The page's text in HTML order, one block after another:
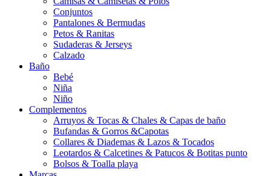
Conjuntos
Pantalones & Bermudas
Petos & Ranitas
Sudaderas & Jerseys
Calzado
Baño
Bebé
Niña
Niño
Complementos
Arruyos & Tocas & Chales & Capas de baño
Bufandas & Gorros &Capotas
Collares & Diademas & Lazos & Tocados
Leotardos & Calcetines & Patucos & Botitas punto
Bolsos & Toalla playa